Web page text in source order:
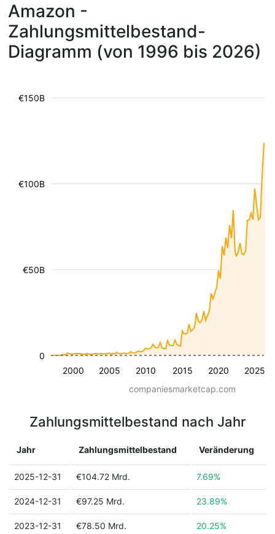
Amazon -
Zahlungsmittelbestand-
Diagramm (von 1996 bis 2026)
2000 2005 2010 2015 2020 2025
€50B
€100B
€150B
0
companiesmarketcap.com
Zahlungsmittelbestand nach Jahr
Jahr Zahlungsmittelbestand Veränderung
2025-12-31 €104.72 Mrd. 7.69%
2024-12-31 €97.25 Mrd. 23.89%
2023-12-31 €78.50 Mrd. 20.25%